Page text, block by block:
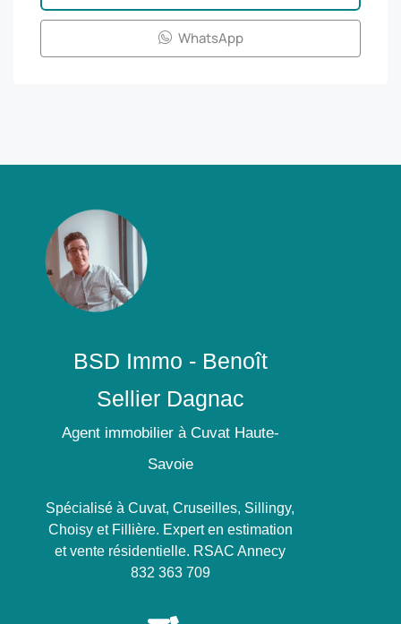
WhatsApp
BSD Immo - Benoît
Sellier Dagnac
Agent immobilier à Cuvat Haute-
Savoie
Spécialisé à Cuvat, Cruseilles, Sillingy,
Choisy et Fillière. Expert en estimation
et vente résidentielle. RSAC Annecy
832 363 709